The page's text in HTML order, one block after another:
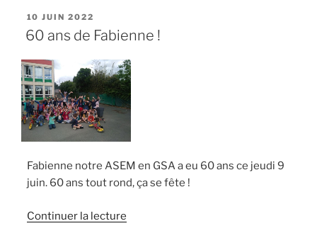
PUBLIÉ
LE
10 JUIN 2022
60 ans de Fabienne !
Fabienne notre ASEM en GSA a eu 60 ans ce jeudi 9
juin. 60 ans tout rond, ça se fête !
Continuer la lecturede